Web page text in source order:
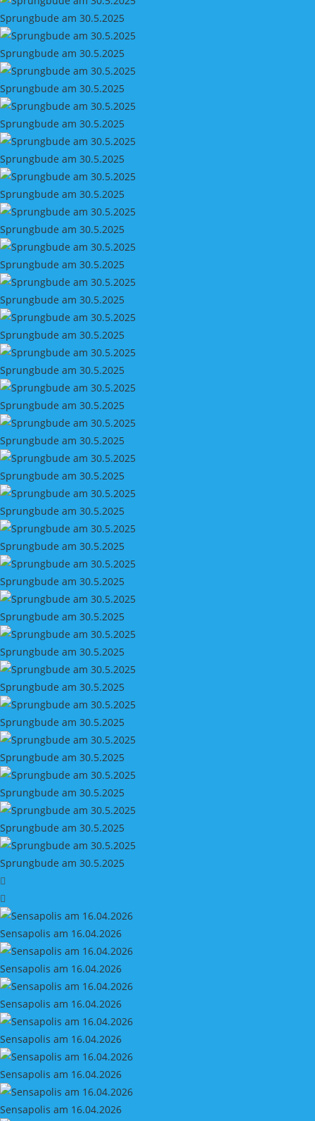
Sprungbude am 30.5.2025
Sprungbude am 30.5.2025
Sprungbude am 30.5.2025
Sprungbude am 30.5.2025
Sprungbude am 30.5.2025
Sprungbude am 30.5.2025
Sprungbude am 30.5.2025
Sprungbude am 30.5.2025
Sprungbude am 30.5.2025
Sprungbude am 30.5.2025
Sprungbude am 30.5.2025
Sprungbude am 30.5.2025
Sprungbude am 30.5.2025
Sprungbude am 30.5.2025
Sprungbude am 30.5.2025
Sprungbude am 30.5.2025
Sprungbude am 30.5.2025
Sprungbude am 30.5.2025
Sprungbude am 30.5.2025
Sprungbude am 30.5.2025
Sprungbude am 30.5.2025
Sprungbude am 30.5.2025
Sprungbude am 30.5.2025
Sprungbude am 30.5.2025
Sprungbude am 30.5.2025
Sensapolis am 16.04.2026
Sensapolis am 16.04.2026
Sensapolis am 16.04.2026
Sensapolis am 16.04.2026
Sensapolis am 16.04.2026
Sensapolis am 16.04.2026